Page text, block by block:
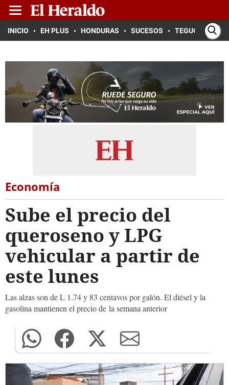
INICIO EH PLUS HONDURAS SUCESOS TEGUCIGALPA
Economía
Sube el precio del
queroseno y LPG
vehicular a partir de
este lunes
Las alzas son de L 1.74 y 83 centavos por galón. El diésel y la
gasolina mantienen el precio de la semana anterior